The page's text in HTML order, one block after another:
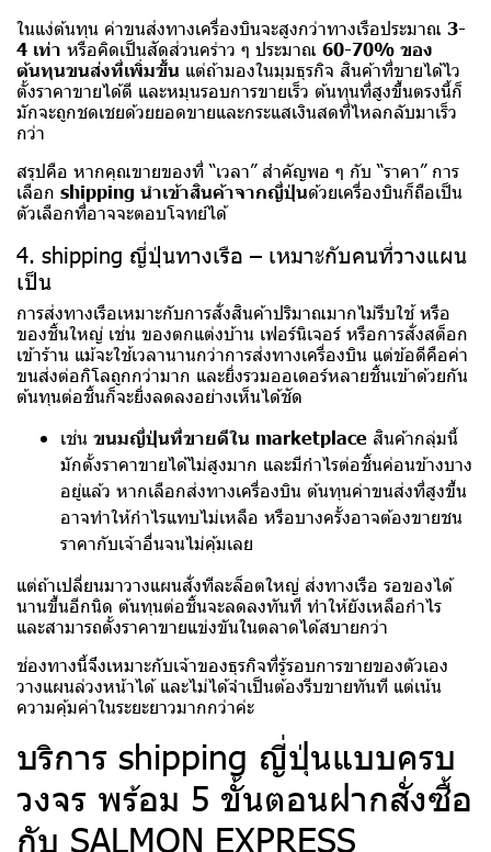
ในแง่ต้นทุน ค่าขนส่งทางเครื่องบินจะสูงกว่าทางเรือประมาณ 3-
4 เท่า หรือคิดเป็นสัดส่วนคร่าว ๆ ประมาณ 60-70% ของ
ต้นทุนขนส่งที่เพิ่มขึ้น แต่ถ้ามองในมุมธุรกิจ สินค้าที่ขายได้ไว
ตั้งราคาขายได้ดี และหมุนรอบการขายเร็ว ต้นทุนที่สูงขึ้นตรงนี้ก็
มักจะถูกชดเชยด้วยยอดขายและกระแสเงินสดที่ไหลกลับมาเร็ว
กว่า
สรุปคือ หากคุณขายของที่ “เวลา” สำคัญพอ ๆ กับ “ราคา” การ
เลือก shipping นําเข้าสินค้าจากญี่ปุ่นด้วยเครื่องบินก็ถือเป็น
ตัวเลือกที่อาจจะตอบโจทย์ได้
4. shipping ญี่ปุ่นทางเรือ – เหมาะกับคนที่วางแผน
เป็น
การส่งทางเรือเหมาะกับการสั่งสินค้าปริมาณมากไม่รีบใช้ หรือ
ของชิ้นใหญ่ เช่น ของตกแต่งบ้าน เฟอร์นิเจอร์ หรือการสั่งสต็อก
เข้าร้าน แม้จะใช้เวลานานกว่าการส่งทางเครื่องบิน แต่ข้อดีคือค่า
ขนส่งต่อกิโลถูกกว่ามาก และยิ่งรวมออเดอร์หลายชิ้นเข้าด้วยกัน
ต้นทุนต่อชิ้นก็จะยิ่งลดลงอย่างเห็นได้ชัด
เช่น ขนมญี่ปุ่นที่ขายดีใน marketplace สินค้ากลุ่มนี้
มักตั้งราคาขายได้ไม่สูงมาก และมีกำไรต่อชิ้นค่อนข้างบาง
อยู่แล้ว หากเลือกส่งทางเครื่องบิน ต้นทุนค่าขนส่งที่สูงขึ้น
อาจทำให้กำไรแทบไม่เหลือ หรือบางครั้งอาจต้องขายชน
ราคากับเจ้าอื่นจนไม่คุ้มเลย
แต่ถ้าเปลี่ยนมาวางแผนสั่งทีละล็อตใหญ่ ส่งทางเรือ รอของได้
นานขึ้นอีกนิด ต้นทุนต่อชิ้นจะลดลงทันที ทำให้ยังเหลือกำไร
และสามารถตั้งราคาขายแข่งขันในตลาดได้สบายกว่า
ช่องทางนี้จึงเหมาะกับเจ้าของธุรกิจที่รู้รอบการขายของตัวเอง
วางแผนล่วงหน้าได้ และไม่ได้จำเป็นต้องรีบขายทันที แต่เน้น
ความคุ้มค่าในระยะยาวมากกว่าค่ะ
บริการ shipping ญี่ปุ่นแบบครบ
วงจร พร้อม 5 ขั้นตอนฝากสั่งซื้อ
กับ SALMON EXPRESS